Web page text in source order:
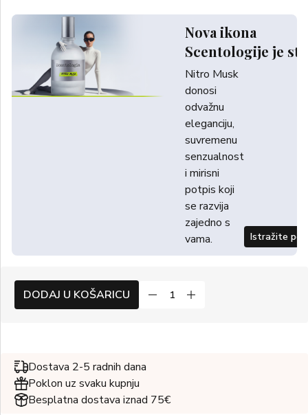
Nova ikona
Scentologije je
Nitro Musk
donosi
odvažnu
eleganciju,
suvremenu
senzualnost
i mirisni
potpis koji
se razvija
zajedno s
vama.
Istražite
DODAJ U KOŠARICU
Dostava 2-5 radnih dana
Poklon uz svaku kupnju
Besplatna dostava iznad 75€